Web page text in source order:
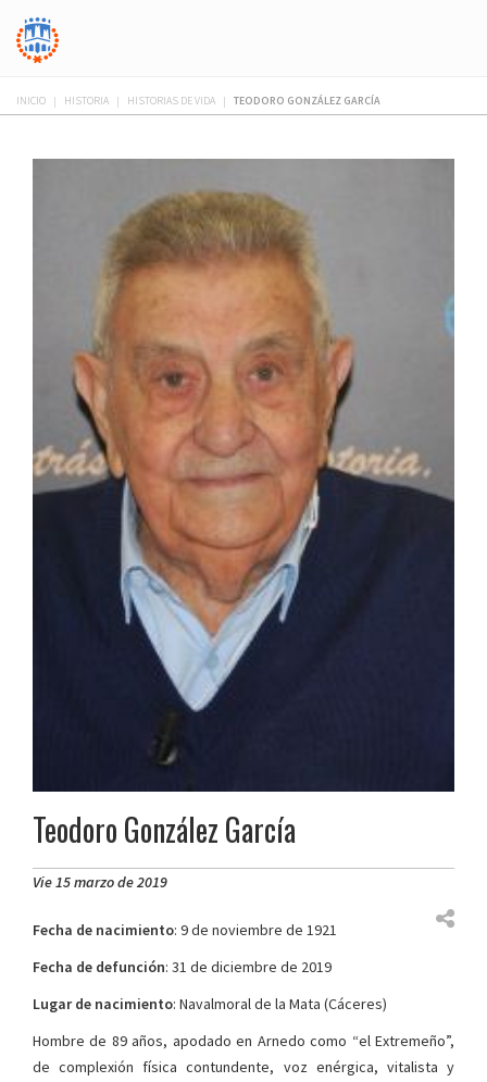
INICIO | HISTORIA | HISTORIAS DE VIDA | TEODORO GONZÁLEZ GARCÍA
Teodoro González García
Vie 15 marzo de 2019
Fecha de nacimiento: 9 de noviembre de 1921
Fecha de defunción: 31 de diciembre de 2019
Lugar de nacimiento: Navalmoral de la Mata (Cáceres)
Hombre de 89 años, apodado en Arnedo como “el Extremeño”,
de complexión física contundente, voz enérgica, vitalista y